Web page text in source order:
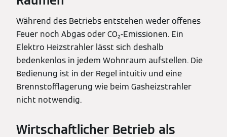
Während des Betriebs entstehen weder offenes
Feuer noch Abgas oder CO₂-Emissionen. Ein
Elektro Heizstrahler lässt sich deshalb
bedenkenlos in jedem Wohnraum aufstellen. Die
Bedienung ist in der Regel intuitiv und eine
Brennstofflagerung wie beim Gasheizstrahler
nicht notwendig.
Wirtschaftlicher Betrieb als